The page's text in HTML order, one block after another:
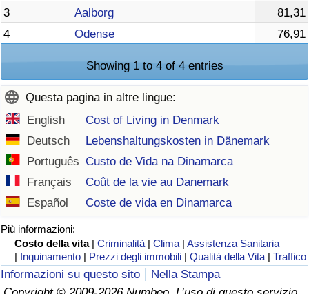
3
Aalborg
81,31
4
Odense 76,91
Showing 1 to 4 of 4 entries
Questa pagina in altre lingue:
English
Cost of Living in Denmark
Deutsch
Lebenshaltungskosten in Dänemark
Português Custo de Vida na Dinamarca
Français
Coût de la vie au Danemark
Español
Coste de vida en Dinamarca
Più informazioni:
Costo della vita |Criminalità |Clima |Assistenza Sanitaria
| Inquinamento | Prezzi degli immobili |Qualità della Vita |Traffico
Informazioni su questo sito
Nella Stampa